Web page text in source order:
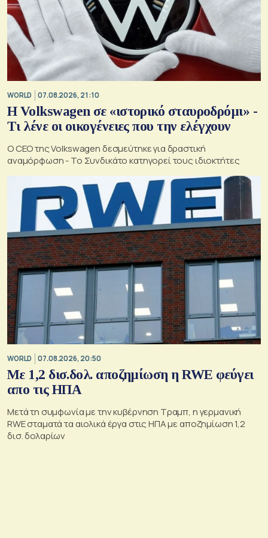
WORLD 07.08.2026, 21:10
Η Volkswagen σε «ιστορικό σταυροδρόμι» -
Τι λένε οι οικογένειες που την ελέγχουν
Ο CEO της Volkswagen δεσμεύτηκε για δραστική
αναμόρφωση - Το Συνδικάτο κατηγορεί τους ιδιοκτήτες
WORLD 07.08.2026, 20:50
Με 1,2 δισ.δολ. αποζημίωση η RWE φεύγει
απο τις ΗΠΑ
Μετά τη συμφωνία με την κυβέρνηση Τραμπ, η γερμανική
RWE σταματά τα αιολικά έργα στις ΗΠΑ με αποζημίωση 1,2
δισ. δολαρίων